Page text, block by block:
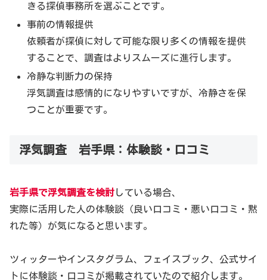
きる探偵事務所を選ぶことです。
事前の情報提供
依頼者が探偵に対して可能な限り多くの情報を提供
することで、調査はよりスムーズに進行します。
冷静な判断力の保持
浮気調査は感情的になりやすいですが、冷静さを保
つことが重要です。
浮気調査 岩手県：体験談・口コミ
岩手県で浮気調査を検討している場合、
実際に活用した人の体験談（良い口コミ・悪い口コミ・黙
れた等）が気になると思います。
ツィッターやインスタグラム、フェイスブック、公式サイ
トに体験談・口コミが掲載されていたので紹介します。